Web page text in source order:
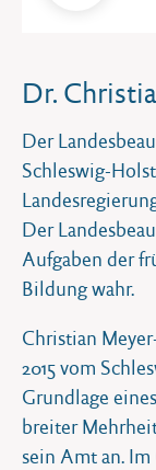
Dr.
Der
Schleswig-
Der
Aufgaben der
Bildung wahr.
Christian
2015 vom
Grundlage
breiter Mehrheit
sein Amt an. Im